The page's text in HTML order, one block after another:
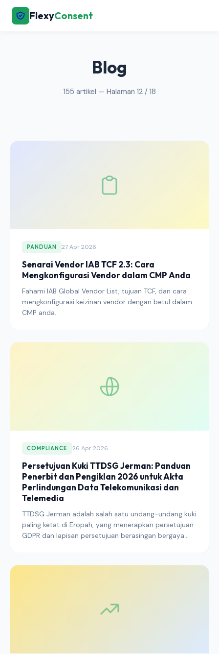
FlexyConsent
← Kembali ke Laman Utama
Blog
155 artikel — Halaman 12 / 18
PANDUAN 27 Apr 2026
Senarai Vendor IAB TCF 2.3: Cara
Mengkonfigurasi Vendor dalam CMP Anda
Fahami IAB Global Vendor List, tujuan TCF, dan cara
mengkonfigurasi keizinan vendor dengan betul dalam
CMP anda.
COMPLIANCE 26 Apr 2026
Persetujuan Kuki TTDSG Jerman: Panduan
Penerbit dan Pengiklan 2026 untuk Akta
Perlindungan Data Telekomunikasi dan
Telemedia
TTDSG Jerman adalah salah satu undang-undang kuki
paling ketat di Eropah, yang menerapkan persetujuan
GDPR dan lapisan persetujuan berasingan bergaya
tindanan penjejakan mereka untuk pasaran Jerman